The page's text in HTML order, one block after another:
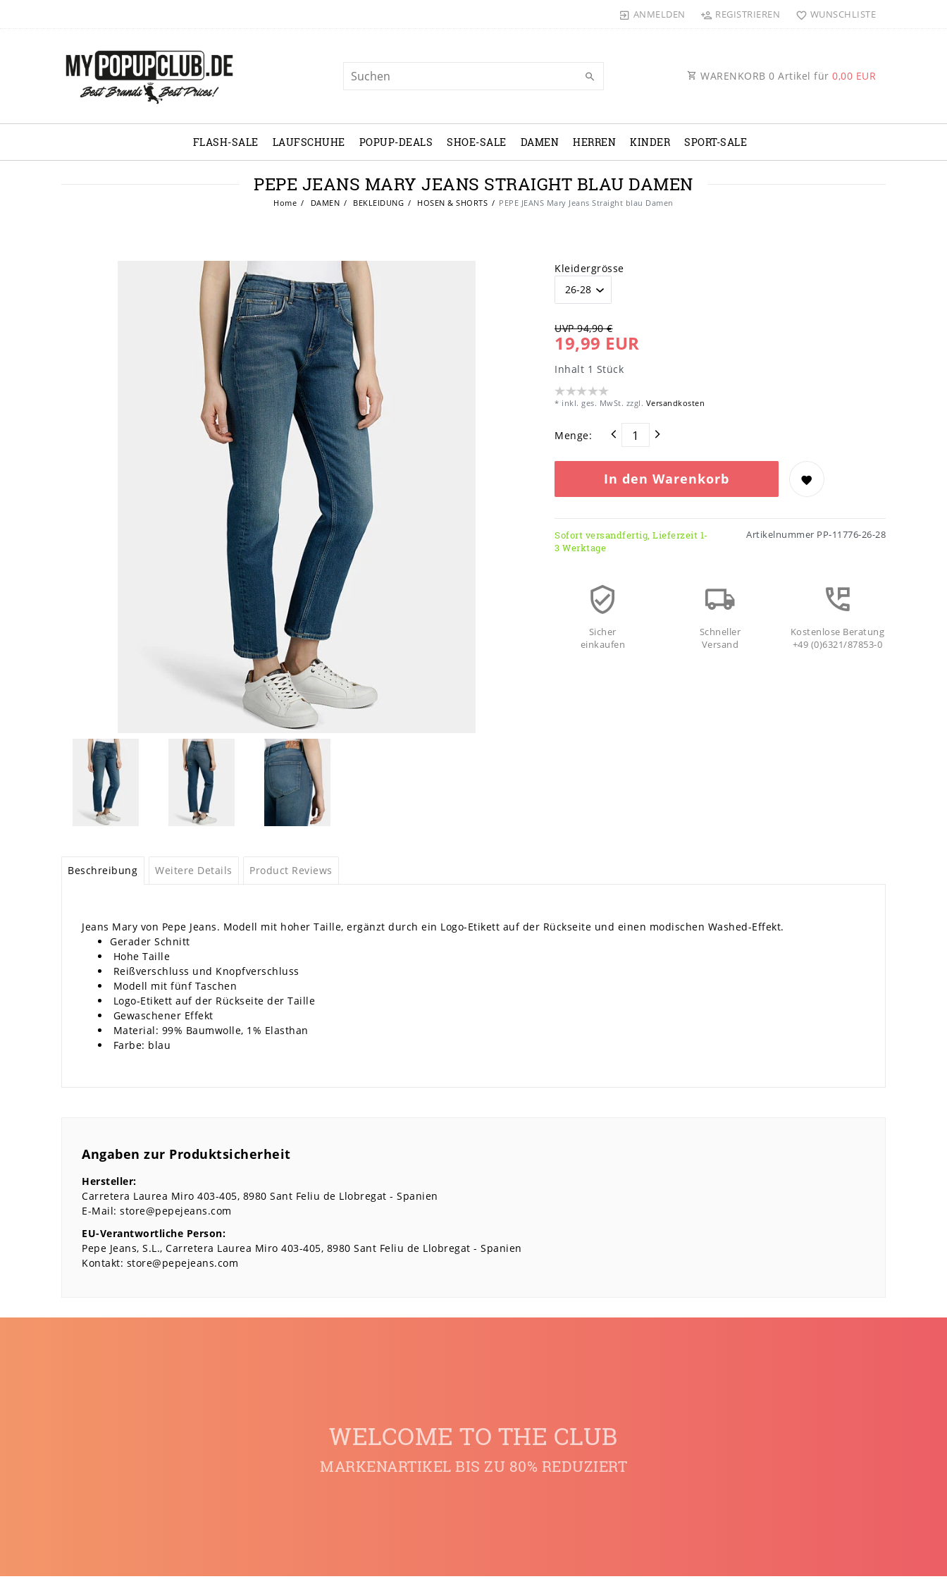
ANMELDEN REGISTRIEREN WUNSCHLISTE
WARENKORB 0 Artikel für 0,00 EUR
FLASH-SALE LAUFSCHUHE POPUP-DEALS SHOE-SALE DAMEN HERREN KINDER SPORT-SALE
PEPE JEANS MARY JEANS STRAIGHT BLAU DAMEN
Home DAMEN BEKLEIDUNG HOSEN & SHORTS PEPE JEANS Mary Jeans Straight blau Damen
Kleidergrösse
UVP 94,90 €
19,99 EUR
Inhalt 1 Stück
* inkl. ges. MwSt. zzgl. Versandkosten
Menge:
In den Warenkorb
Sofort versandfertig, Lieferzeit 1-
3 Werktage
Artikelnummer PP-11776-26-28
Sicher
einkaufen
Schneller
Versand
Kostenlose Beratung
+49 (0)6321/87853-0
Beschreibung Weitere Details Product Reviews
Jeans Mary von Pepe Jeans. Modell mit hoher Taille, ergänzt durch ein Logo-Etikett auf der Rückseite und einen modischen Washed-Effekt.
Gerader Schnitt
Hohe Taille
Reißverschluss und Knopfverschluss
Modell mit fünf Taschen
Logo-Etikett auf der Rückseite der Taille
Gewaschener Effekt
Material: 99% Baumwolle, 1% Elasthan
Farbe: blau
Angaben zur Produktsicherheit
Hersteller:
Carretera Laurea Miro 403-405 8980 Sant Feliu de Llobregat
Spanien
E-Mail: store@pepejeans.com
EU-Verantwortliche Person:
Pepe Jeans, S.L. Carretera Laurea Miro 403-405 8980 Sant Feliu de Llobregat
Spanien
Kontakt: store@pepejeans.com
WELCOME TO THE CLUB
MARKENARTIKEL BIS ZU 80% REDUZIERT